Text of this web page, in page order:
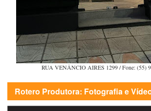
RUA VENÂNCIO AIRES 1299 / Fone: (55)
Rotero Produtora: Fotografia e